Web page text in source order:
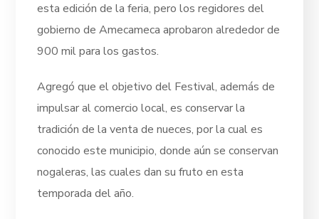
esta edición de la feria, pero los regidores del
gobierno de Amecameca aprobaron alrededor de
900 mil para los gastos.
Agregó que el objetivo del Festival, además de
impulsar al comercio local, es conservar la
tradición de la venta de nueces, por la cual es
conocido este municipio, donde aún se conservan
nogaleras, las cuales dan su fruto en esta
temporada del año.